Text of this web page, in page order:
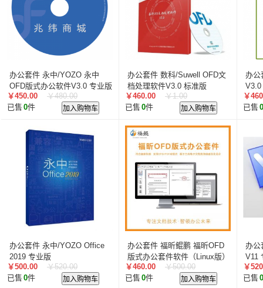
办公套件 永中/YOZO 永中
OFD版式办公软件V3.0 专业版
￥450.00
￥480.00
已售 0件 加入购物车
办公套件 数科/Suwell OFD文
档处理软件V3.0 标准版
￥460.00
￥1.00
已售 0件 加入购物车
办公
V3.0
￥
已售 0
办公套件 永中/YOZO Office
2019 专业版
￥500.00
￥520.00
已售 0件 加入购物车
办公套件 福昕鲲鹏 福昕OFD
版式办公套件软件（Linux版）
V8.0 专业版
￥460.00
￥500.00
已售 0件 加入购物车
办公
V11
￥
已售 0